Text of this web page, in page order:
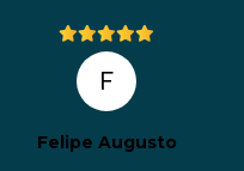
F
Felipe Augusto